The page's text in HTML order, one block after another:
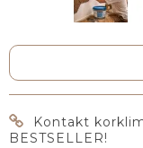
Kontakt
BESTSELLER!